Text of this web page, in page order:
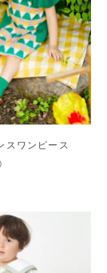
スワンピース